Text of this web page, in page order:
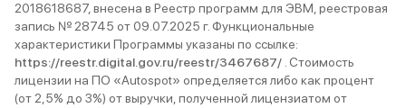
2018618687, внесена в Реестр программ для ЭВМ, реестровая
запись № 28745 от 09.07.2025 г. Функциональные
характеристики Программы указаны по ссылке:
https://reestr.digital.gov.ru/reestr/3467687/ . Стоимость
лицензии на ПО «Autospot» определяется либо как процент
(от 2,5% до 3%) от выручки, полученной лицензиатом от